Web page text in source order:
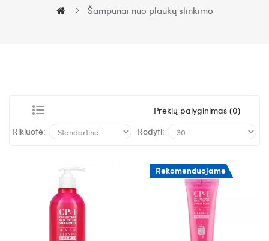
Šampūnai nuo plaukų slinkimo
Prekių palyginimas (0)
Rikiuotė:
Rodyti:
Rekomenduojame